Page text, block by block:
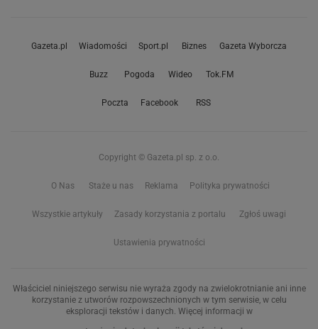
Gazeta.pl Wiadomości Sport.pl Biznes Gazeta Wyborcza
Buzz Pogoda Wideo Tok.FM
Poczta Facebook RSS
Copyright © Gazeta.pl sp. z o.o.
O Nas Staże u nas Reklama Polityka prywatności
Wszystkie artykuły Zasady korzystania z portalu Zgłoś uwagi
Ustawienia prywatności
Właściciel niniejszego serwisu nie wyraża zgody na zwielokrotnianie ani inne
korzystanie z utworów rozpowszechnionych w tym serwisie, w celu
eksploracji tekstów i danych. Więcej informacji w